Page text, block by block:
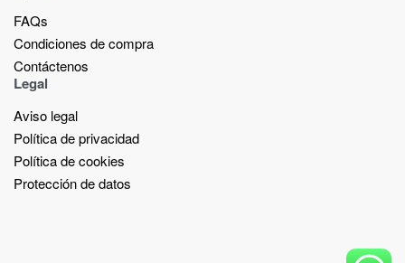
FAQs
Condiciones de compra
Contáctenos
Legal
Aviso legal
Política de privacidad
Política de cookies
Protección de datos